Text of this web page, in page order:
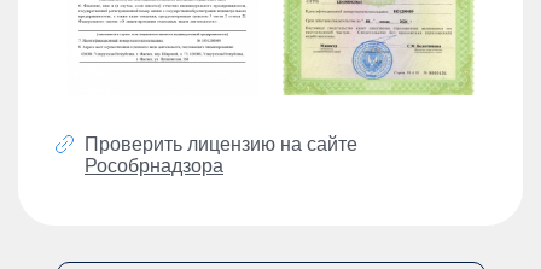
Проверить лицензию на сайте
Рособрнадзора